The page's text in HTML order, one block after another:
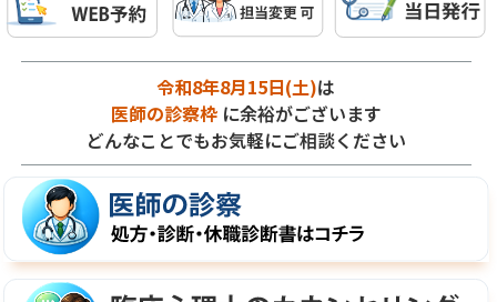
令和8年8月15日(土)は
医師の診察枠に余裕がございます
どんなことでもお気軽にご相談ください